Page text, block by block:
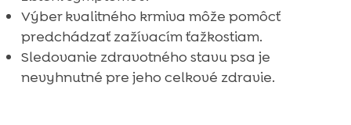
Výber kvalitného krmiva môže pomôcť
predchádzať zažívacím ťažkostiam.
Sledovanie zdravotného stavu psa je
nevyhnutné pre jeho celkové zdravie.